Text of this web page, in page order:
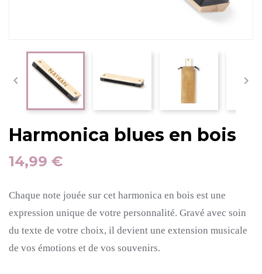
 
Harmonica blues en bois
14,99 €
Chaque note jouée sur cet harmonica en bois est une
expression unique de votre personnalité. Gravé avec soin
du texte de votre choix, il devient une extension musicale
de vos émotions et de vos souvenirs.